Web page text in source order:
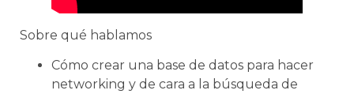
Sobre qué hablamos
Cómo crear una base de datos para hacer
networking y de cara a la búsqueda de